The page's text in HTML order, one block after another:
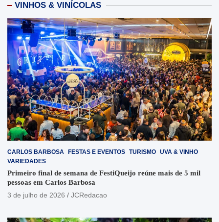
VINHOS & VINÍCOLAS
CARLOS BARBOSA FESTAS E EVENTOS TURISMO UVA & VINHO
VARIEDADES
Primeiro final de semana de FestiQueijo reúne mais de 5 mil
pessoas em Carlos Barbosa
3 de julho de 2026
JCRedacao